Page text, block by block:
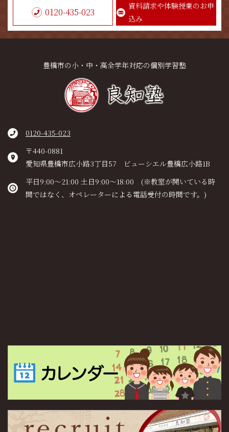
0120-435-023
資料請求や体験授業のお申
込み
豊橋市の小・中・高全学年対応の個別学習塾
0120-435-023
〒440-0881
愛知県豊橋市広小路3丁目57 ビューシエル豊橋広小路1B
平日9:00～21:00 土日9:00～18:00 (※教室が開いている時
間ではなく、オペレーターによる電話受付の時間です。)